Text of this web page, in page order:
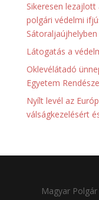
Sikeresen lezajlott
polgári védelmi
Sátoraljaújhelyben
Látogatás a
Oklevélátadó
Egyetem
Nyílt levél az
válságkezelésért
Magyar